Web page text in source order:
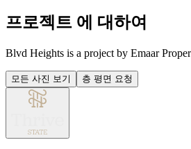
프로젝트 에 대하여
Blvd Heights is a project by Emaar
모든 사진 보기 층 평면 요청